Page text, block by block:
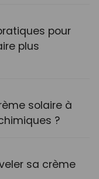
pour
plus
solaire à
?
sa crème